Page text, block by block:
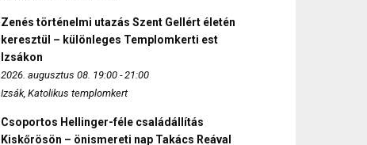
Zenés történelmi utazás Szent Gellért életén
keresztül – különleges Templomkerti est
Izsákon
2026. augusztus 08. 19:00 - 21:00
Izsák, Katolikus templomkert
Csoportos Hellinger-féle családállítás
Kiskőrösön – önismereti nap Takács Reával